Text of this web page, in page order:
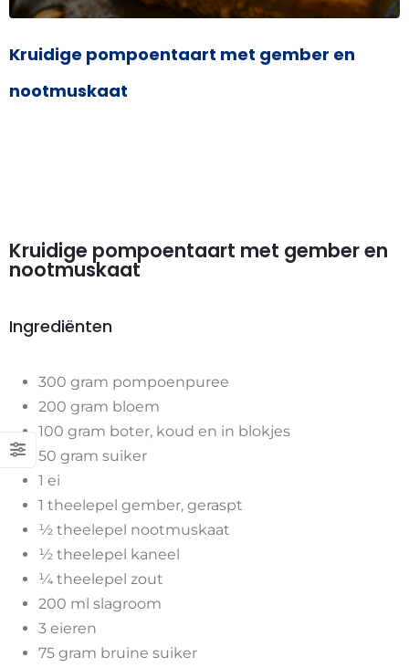
Kruidige pompoentaart met gember en
nootmuskaat
Kruidige pompoentaart met gember en
nootmuskaat
Ingrediënten
300 gram pompoenpuree
200 gram bloem
100 gram boter, koud en in blokjes
50 gram suiker
1 ei
1 theelepel gember, geraspt
½ theelepel nootmuskaat
½ theelepel kaneel
¼ theelepel zout
200 ml slagroom
3 eieren
75 gram bruine suiker